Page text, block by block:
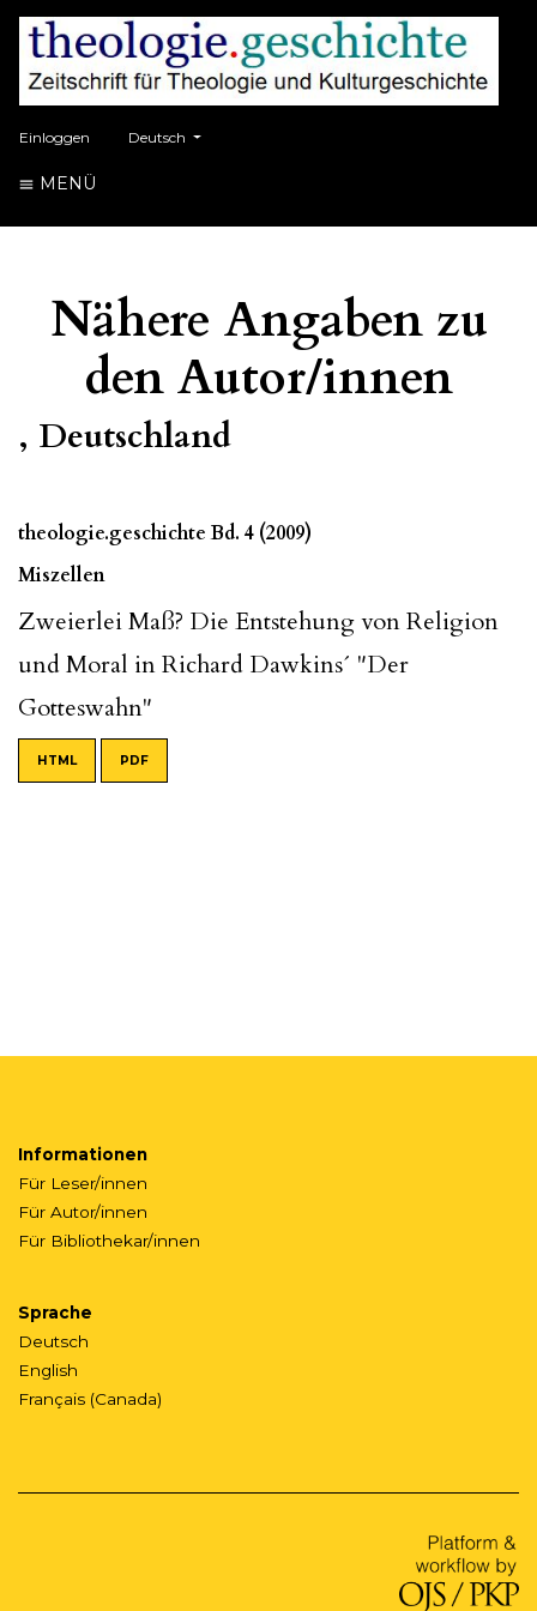
Einloggen ##plugins.themes.healthSciences.language.toggle##
Deutsch
MENÜ
Nähere Angaben zu
den Autor/innen
, Deutschland
theologie.geschichte Bd. 4 (2009)
Miszellen
Zweierlei Maß? Die Entstehung von Religion
und Moral in Richard Dawkins´ "Der
Gotteswahn"
HTML PDF
Informationen
Für Leser/innen
Für Autor/innen
Für Bibliothekar/innen
Sprache
Deutsch
English
Français (Canada)